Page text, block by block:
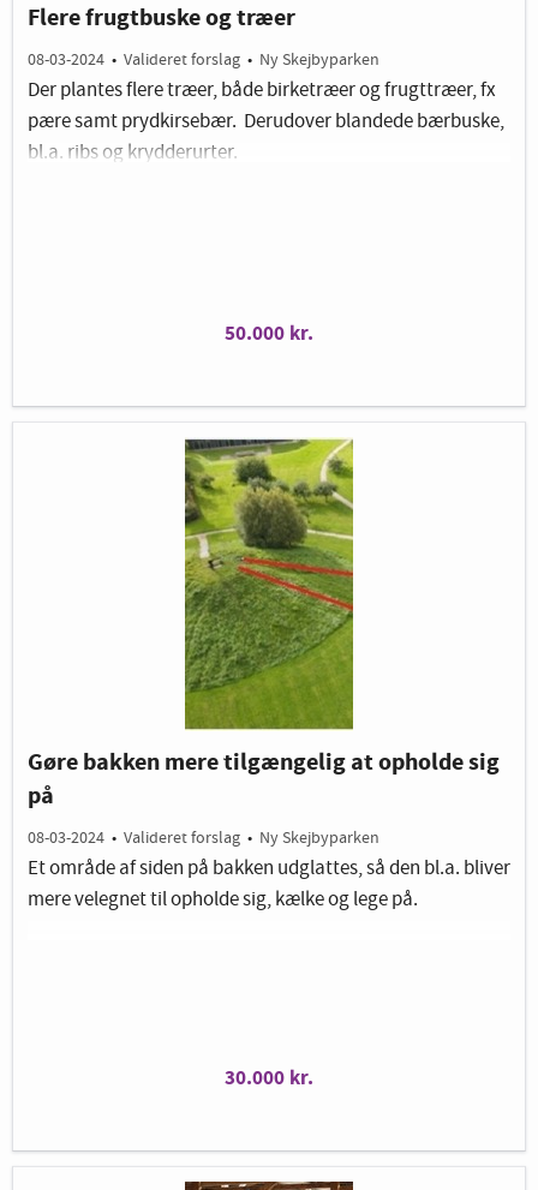
Flere frugtbuske og træer
08-03-2024 • Valideret forslag • Ny Skejbyparken
Der plantes flere træer, både birketræer og frugttræer, fx
pære samt prydkirsebær. Derudover blandede bærbuske,
bl.a. ribs og krydderurter.
50.000 kr.
Gøre bakken mere tilgængelig at opholde sig
på
08-03-2024 • Valideret forslag • Ny Skejbyparken
Et område af siden på bakken udglattes, så den bl.a. bliver
mere velegnet til opholde sig, kælke og lege på.
30.000 kr.